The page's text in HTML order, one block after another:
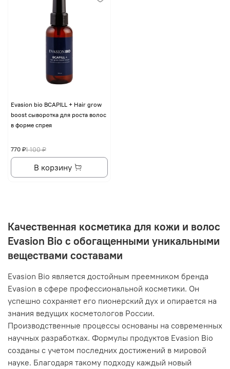
Evasion bio BCAPILL + Hair grow
boost сыворотка для роста волос
в форме спрея
1 100 ₽
770 ₽
В корзину
Качественная косметика для кожи и волос
Evasion Bio с обогащенными уникальными
веществами составами
Evasion Bio является достойным преемником бренда
Evasion в сфере профессиональной косметики. Он
успешно сохраняет его пионерский дух и опирается на
знания ведущих косметологов России.
Производственные процессы основаны на современных
научных разработках. Формулы продуктов Evasion Bio
созданы с учетом последних достижений в мировой
науке. Благодаря такому подходу каждый новый